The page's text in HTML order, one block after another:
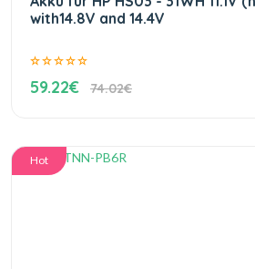
with14.8V and 14.4V
59.22€ 74.02€
Hot